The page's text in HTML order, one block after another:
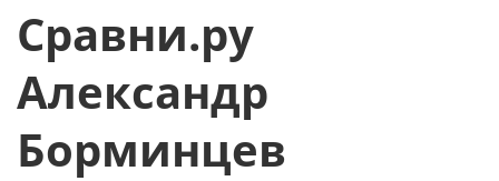
Сравни.ру
Александр
Борминцев